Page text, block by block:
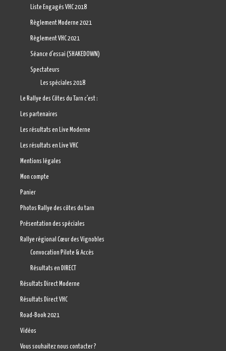
Liste Engagés VHC 2018
Règlement Moderne 2021
Règlement VHC 2021
Séance d’essai (SHAKEDOWN)
Spectateurs
Les spéciales 2018
Le Rallye des Côtes du Tarn c’est :
Les partenaires
Les résultats en Live Moderne
Les résultats en Live VHC
Mentions légales
Mon compte
Panier
Photos Rallye des côtes du tarn
Présentation des spéciales
Rallye régional Cœur des Vignobles
Convocation Pilote & Accès
Résultats en DIRECT
Résultats Direct Moderne
Résultats Direct VHC
Road-Book 2021
Vidéos
Vous souhaitez nous contacter ?